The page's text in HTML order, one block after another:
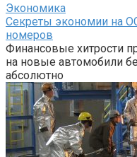
Экономика
Секреты экономии на
номеров
Финансовые хитрости
на новые автомобили
абсолютно